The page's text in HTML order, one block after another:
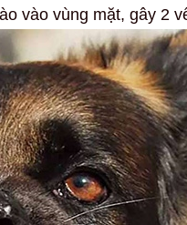
vào vùng mặt, gây 2